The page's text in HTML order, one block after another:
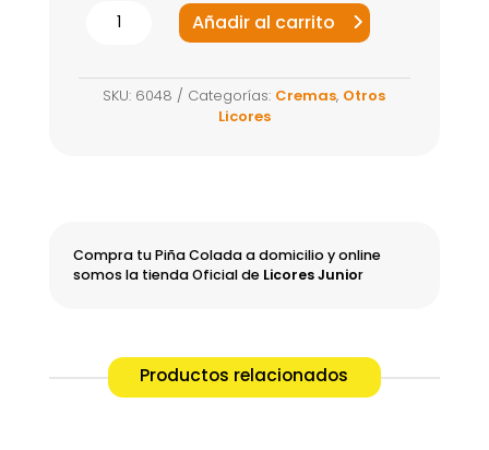
Piña
Jumbo
Añadir al carrito
SKU: 6048 Categorías: Cremas, Otros
Licores
Compra tu Piña Colada a domicilio y online
somos la tienda Oficial de Licores Junior
Productos relacionados